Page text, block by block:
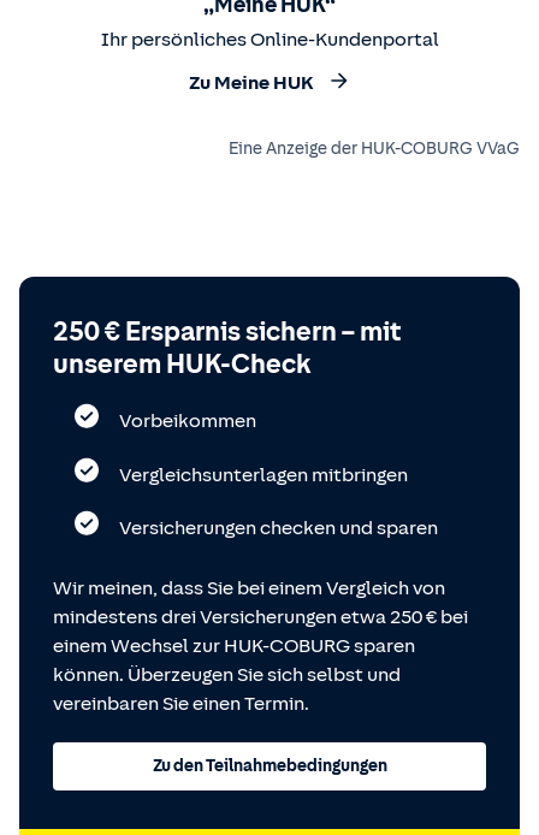
Ihr persönliches Online-Kundenportal
Zu Meine HUK
Eine Anzeige der HUK-COBURG VVaG
250 € Ersparnis sichern – mit
unserem HUK-Check
Vorbeikommen
Vergleichsunterlagen mitbringen
Versicherungen checken und sparen
Wir meinen, dass Sie bei einem Vergleich von
mindestens drei Versicherungen etwa 250 € bei
einem Wechsel zur HUK-COBURG sparen
können. Überzeugen Sie sich selbst und
vereinbaren Sie einen Termin.
Zu den Teilnahmebedingungen